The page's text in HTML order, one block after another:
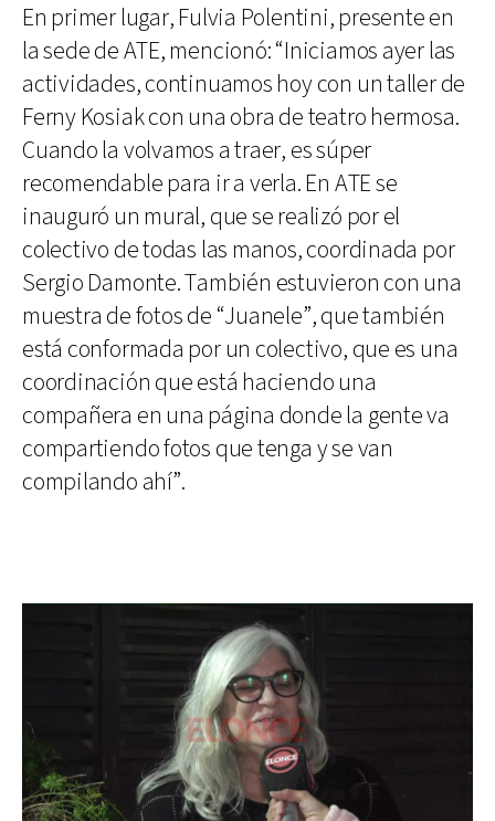
En primer lugar, Fulvia Polentini, presente en
la sede de ATE, mencionó: “Iniciamos ayer las
actividades, continuamos hoy con un taller de
Ferny Kosiak con una obra de teatro hermosa.
Cuando la volvamos a traer, es súper
recomendable para ir a verla. En ATE se
inauguró un mural, que se realizó por el
colectivo de todas las manos, coordinada por
Sergio Damonte. También estuvieron con una
muestra de fotos de “Juanele”, que también
está conformada por un colectivo, que es una
coordinación que está haciendo una
compañera en una página donde la gente va
compartiendo fotos que tenga y se van
compilando ahí”.